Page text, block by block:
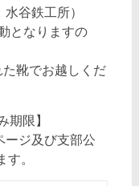
谷鉄工所）
なりますの
靴でお越しくだ
期限】
ージ及び支部公
。